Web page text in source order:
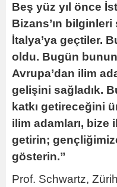
Beş yüz yıl önce
Bizans’ın
İtalya’ya geçtiler.
oldu. Bugün bunun
Avrupa’dan ilim
gelişini sağladık.
katkı getireceğini
ilim adamları,
getirin;
gösterin.”
Prof. Schwartz,